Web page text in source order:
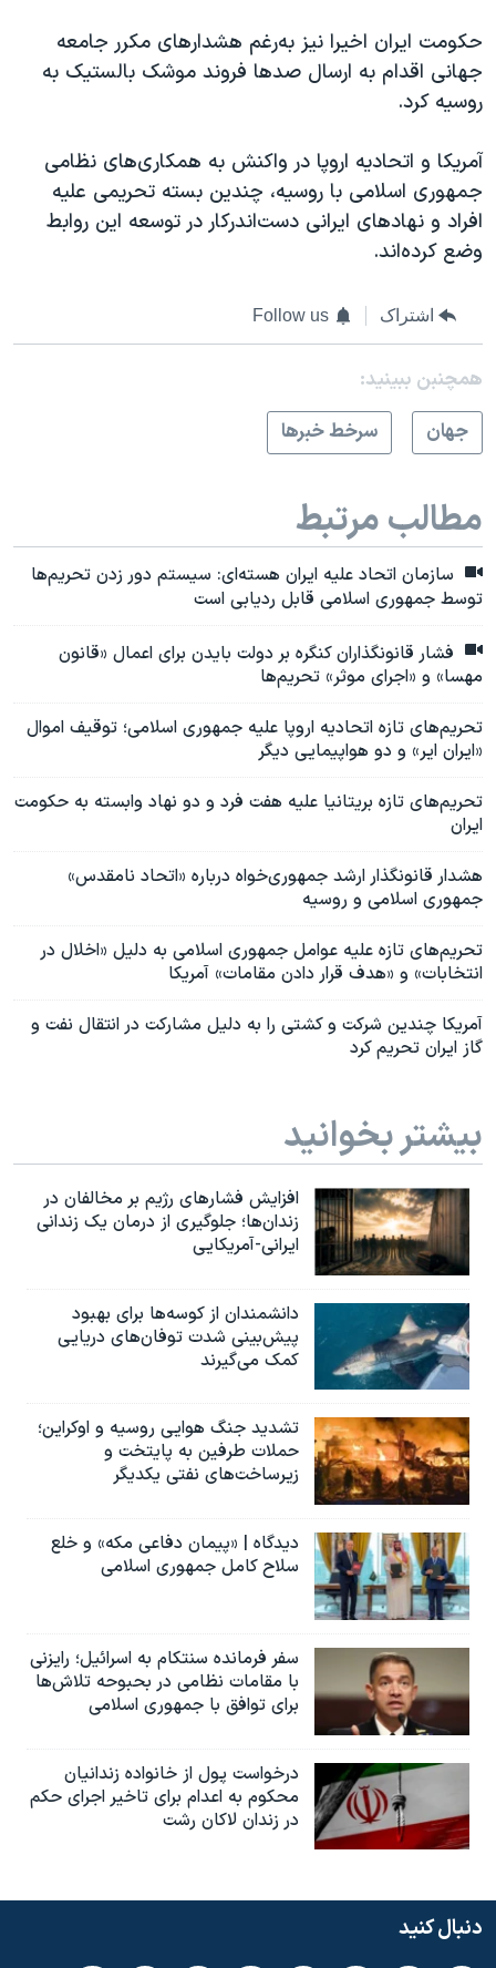
حکومت ایران اخیرا نیز به‌رغم هشدارهای مکرر جامعه
جهانی اقدام به ارسال صدها فروند موشک بالستیک به
روسیه کرد.
آمریکا و اتحادیه اروپا در واکنش به همکاری‌های نظامی
جمهوری اسلامی با روسیه، چندین بسته تحریمی علیه
افراد و نهادهای ایرانی دست‌اندرکار در توسعه این روابط
وضع کرده‌اند.
اشتراک Follow us
همچنبن ببینید:
جهان
سرخط خبرها
مطالب مرتبط
سازمان اتحاد علیه ایران هسته‌ای: سیستم دور زدن تحریم‌ها
توسط جمهوری اسلامی قابل ردیابی است
فشار قانونگذاران کنگره بر دولت بایدن برای اعمال «قانون
مهسا» و «اجرای موثر» تحریم‌ها
تحریم‌های تازه اتحادیه اروپا علیه جمهوری اسلامی؛ توقیف اموال
«ایران ایر» و دو هواپیمایی دیگر
تحریم‌های تازه بریتانیا علیه هفت فرد و دو نهاد وابسته به حکومت
ایران
هشدار قانونگذار ارشد جمهوری‌خواه درباره «اتحاد نامقدس»
جمهوری اسلامی و روسیه
تحریم‌های تازه علیه عوامل جمهوری اسلامی به دلیل «اخلال در
انتخابات» و «هدف قرار دادن مقامات» آمریکا
آمریکا چندین شرکت ‌و کشتی را به دلیل مشارکت در انتقال نفت و
گاز ایران تحریم کرد
بیشتر بخوانید
افزایش فشارهای رژیم بر مخالفان در
زندان‌ها؛ جلوگیری از درمان یک زندانی
ایرانی-آمریکایی
دانشمندان از کوسه‌ها برای بهبود
پیش‌بینی شدت توفان‌های دریایی
کمک می‌گیرند
تشدید جنگ هوایی روسیه و اوکراین؛
حملات طرفین به پایتخت‌ و
زیرساخت‌های نفتی یکدیگر
دیدگاه | «پیمان دفاعی مکه» و خلع
سلاح کامل جمهوری اسلامی
سفر فرمانده سنتکام به اسرائیل؛ رایزنی
با مقامات نظامی در بحبوحه تلاش‌ها
برای توافق با جمهوری اسلامی
درخواست پول از خانواده زندانیان
محکوم به‌ اعدام برای تاخیر اجرای حکم
در زندان لاکان رشت
دنبال کنید